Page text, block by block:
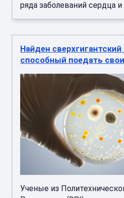
ряда заболеваний сердца и
Найден
способный поедать
Ученые из